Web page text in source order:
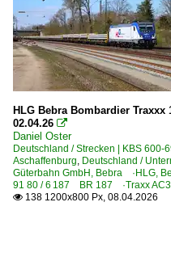
HLG Bebra Bombardier Traxxx
02.04.26 
Daniel Oster
Deutschland / Strecken | KBS
Aschaffenburg, Deutschland /
Güterbahn GmbH, Bebra ·HLG,
91 80 / 6 187 BR 187 ·Traxx
 138 1200x800 Px, 08.04.2026